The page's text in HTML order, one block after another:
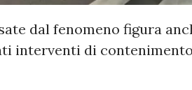
dal fenomeno figura
interventi di